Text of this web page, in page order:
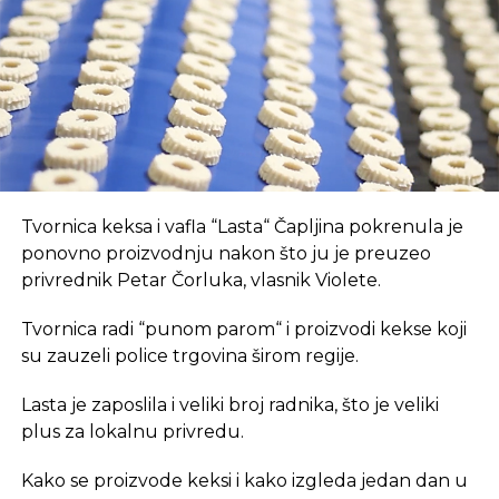
suvremeni način rada.
REKLAMA
U coworking prostoru, radnici su okruženi sličnim
profesionalcima, što potiče produktivnost i radnu
atmosferu koju je teško postići u kućnom
Dodatna prednost coworkinga je umrežavanje i
prostoru omogućava razmjenu ideja, kontakata i
suradnji, čime coworking prostor postaje inkubator
Tvornica keksa i vafla “Lasta“ Čapljina pokrenula je
ponovno proizvodnju nakon što ju je preuzeo
privrednik Petar Čorluka, vlasnik Violete.
Tvornica radi “punom parom“ i proizvodi kekse koji
su zauzeli police trgovina širom regije.
Lasta je zaposlila i veliki broj radnika, što je veliki
plus za lokalnu privredu.
Kako se proizvode keksi i kako izgleda jedan dan u